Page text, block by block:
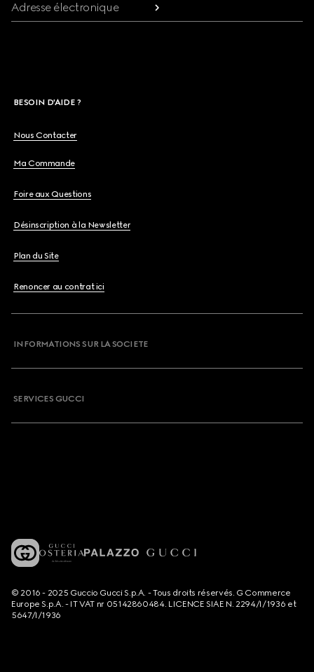
Adresse électronique
BESOIN D'AIDE ?
Nous Contacter
Ma Commande
Foire aux Questions
Désinscription à la Newsletter
Plan du Site
Renoncer au contrat ici
INFORMATIONS SUR LA SOCIETE
SERVICES GUCCI
© 2016 - 2025 Guccio Gucci S.p.A. - Tous droits réservés. G Commerce
Europe S.p.A. - IT VAT nr 05142860484. LICENCE SIAE N. 2294/I/1936 et
5647/I/1936